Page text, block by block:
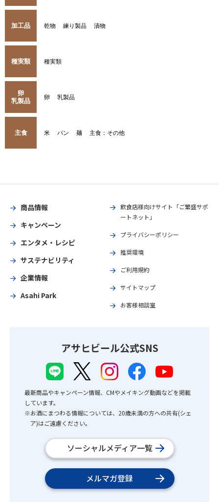
加工品 乾物 練り製品 漬物
種実類 種実類
卵
乳製品
卵 乳製品
主食 米 パン 麺 主食：その他
商品情報
キャンペーン
エンタメ・レシピ
サステナビリティ
企業情報
Asahi Park
飲食店様向けサイト「ご繁盛サポ
ートネット」
プライバシーポリシー
推奨環境
ご利用規約
サイトマップ
お客様相談室
アサヒビール公式SNS
最新商品やキャンペーン情報、CMやメイキング動画などを掲載
しています。
※お酒にまつわる情報については、20歳未満の方への共有(シェ
ア)はご遠慮ください。
ソーシャルメディア一覧
メルマガ登録